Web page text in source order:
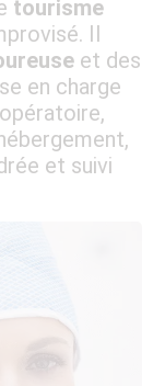
tourisme
Il
et des
en charge
et suivi